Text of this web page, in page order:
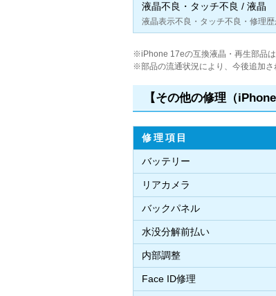
液晶不良・タッチ不良 / 液晶
液晶表示不良・タッチ不良・修理
※iPhone 17eの互換液晶・再生部品
※部品の流通状況により、今後追加さ
【その他の修理（iPhone
修理項目
バッテリー
リアカメラ
バックパネル
水没分解前払い
内部調整
Face ID修理